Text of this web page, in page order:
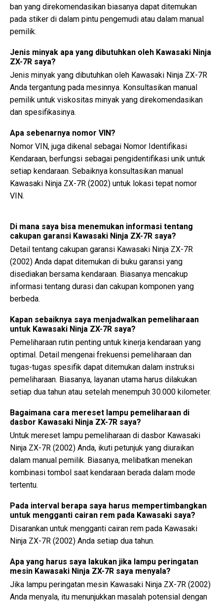
ban yang direkomendasikan biasanya dapat ditemukan
pada stiker di dalam pintu pengemudi atau dalam manual
pemilik.
Jenis minyak apa yang dibutuhkan oleh Kawasaki Ninja
ZX-7R saya?
Jenis minyak yang dibutuhkan oleh Kawasaki Ninja ZX-7R
Anda tergantung pada mesinnya. Konsultasikan manual
pemilik untuk viskositas minyak yang direkomendasikan
dan spesifikasinya.
Apa sebenarnya nomor VIN?
Nomor VIN, juga dikenal sebagai Nomor Identifikasi
Kendaraan, berfungsi sebagai pengidentifikasi unik untuk
setiap kendaraan. Sebaiknya konsultasikan manual
Kawasaki Ninja ZX-7R (2002) untuk lokasi tepat nomor
VIN.
Di mana saya bisa menemukan informasi tentang
cakupan garansi Kawasaki Ninja ZX-7R saya?
Detail tentang cakupan garansi Kawasaki Ninja ZX-7R
(2002) Anda dapat ditemukan di buku garansi yang
disediakan bersama kendaraan. Biasanya mencakup
informasi tentang durasi dan cakupan komponen yang
berbeda.
Kapan sebaiknya saya menjadwalkan pemeliharaan
untuk Kawasaki Ninja ZX-7R saya?
Pemeliharaan rutin penting untuk kinerja kendaraan yang
optimal. Detail mengenai frekuensi pemeliharaan dan
tugas-tugas spesifik dapat ditemukan dalam instruksi
pemeliharaan. Biasanya, layanan utama harus dilakukan
setiap dua tahun atau setelah menempuh 30.000 kilometer.
Bagaimana cara mereset lampu pemeliharaan di
dasbor Kawasaki Ninja ZX-7R saya?
Untuk mereset lampu pemeliharaan di dasbor Kawasaki
Ninja ZX-7R (2002) Anda, ikuti petunjuk yang diuraikan
dalam manual pemilik. Biasanya, melibatkan menekan
kombinasi tombol saat kendaraan berada dalam mode
tertentu.
Pada interval berapa saya harus mempertimbangkan
untuk mengganti cairan rem pada Kawasaki saya?
Disarankan untuk mengganti cairan rem pada Kawasaki
Ninja ZX-7R (2002) Anda setiap dua tahun.
Apa yang harus saya lakukan jika lampu peringatan
mesin Kawasaki Ninja ZX-7R saya menyala?
Jika lampu peringatan mesin Kawasaki Ninja ZX-7R (2002)
Anda menyala, itu menunjukkan masalah potensial dengan